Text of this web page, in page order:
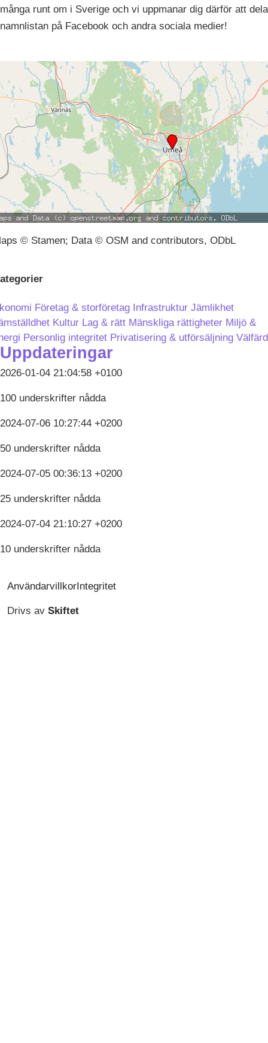
många runt om i Sverige och vi uppmanar dig därför att dela
namnlistan på Facebook och andra sociala medier!
© Stamen; Data © OSM and contributors, ODbL
Företag & storföretag Infrastruktur Jämlikhet
Kultur Lag & rätt Mänskliga rättigheter Miljö &
Personlig integritet Privatisering & utförsäljning Välfärd
Uppdateringar
2026-01-04 21:04:58 +0100
100 underskrifter nådda
2024-07-06 10:27:44 +0200
50 underskrifter nådda
2024-07-05 00:36:13 +0200
25 underskrifter nådda
2024-07-04 21:10:27 +0200
10 underskrifter nådda
AnvändarvillkorIntegritet
Drivs av Skiftet